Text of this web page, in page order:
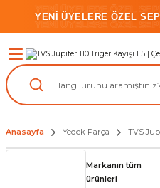
YENİ ÜYELERE ÖZEL
YENİ ÜYELERE ÖZEL
YENİ ÜYELERE ÖZEL
Anasayfa Yedek Parça TVS
Markanın tüm
ürünleri